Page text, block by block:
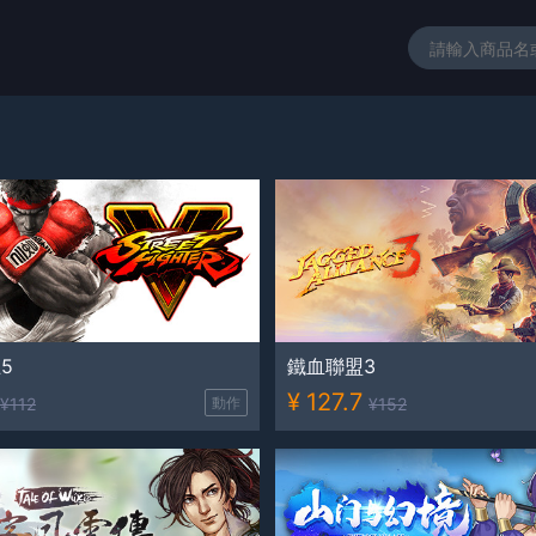
¥112 動作
鐵血聯盟3
¥ 127.7 ¥152